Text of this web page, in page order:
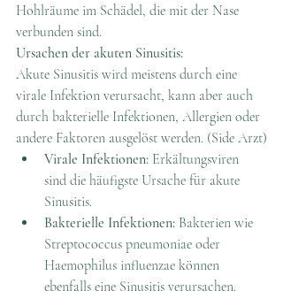
Hohlräume im Schädel, die mit der Nase
verbunden sind.
Ursachen der akuten Sinusitis:
Akute Sinusitis wird meistens durch eine
virale Infektion verursacht, kann aber auch
durch bakterielle Infektionen, Allergien oder
andere Faktoren ausgelöst werden. (Side Arzt)
Virale Infektionen: Erkältungsviren
sind die häufigste Ursache für akute
Sinusitis.
Bakterielle Infektionen: Bakterien wie
Streptococcus pneumoniae oder
Haemophilus influenzae können
ebenfalls eine Sinusitis verursachen.